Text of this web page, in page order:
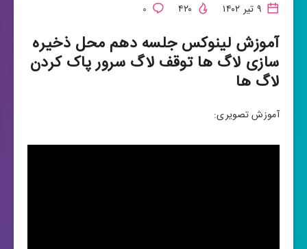
۰
آموزش لینوکس جلسه دهم محل ذخیره
سازی لاگ ها توقف لاگ سرور پاک کردن
لاگ ها
آموزش تصویری: